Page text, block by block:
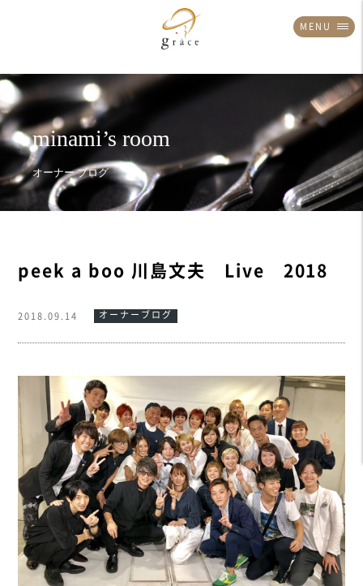
MENU
peek a boo 川島文夫 Live 2018
2018.09.14 オーナーブログ